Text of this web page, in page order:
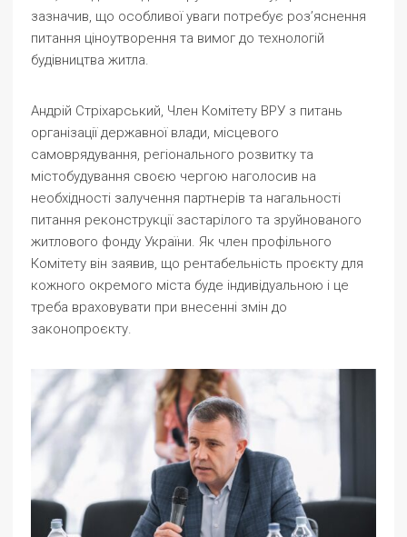
зазначив, що особливої уваги потребує роз’яснення
питання ціноутворення та вимог до технологій
будівництва житла.
Андрій Стріхарський, Член Комітету ВРУ з питань
організації державної влади, місцевого
самоврядування, регіонального розвитку та
містобудування своєю чергою наголосив на
необхідності залучення партнерів та нагальності
питання реконструкції застарілого та зруйнованого
житлового фонду України. Як член профільного
Комітету він заявив, що рентабельність проєкту для
кожного окремого міста буде індивідуальною і це
треба враховувати при внесенні змін до
законопроєкту.